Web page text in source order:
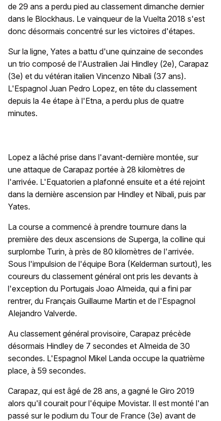
de 29 ans a perdu pied au classement dimanche dernier
dans le Blockhaus. Le vainqueur de la Vuelta 2018 s'est
donc désormais concentré sur les victoires d'étapes.
Sur la ligne, Yates a battu d'une quinzaine de secondes
un trio composé de l'Australien Jai Hindley (2e), Carapaz
(3e) et du vétéran italien Vincenzo Nibali (37 ans).
L'Espagnol Juan Pedro Lopez, en tête du classement
depuis la 4e étape à l'Etna, a perdu plus de quatre
minutes.
Lopez a lâché prise dans l'avant-dernière montée, sur
une attaque de Carapaz portée à 28 kilomètres de
l'arrivée. L'Equatorien a plafonné ensuite et a été rejoint
dans la dernière ascension par Hindley et Nibali, puis par
Yates.
La course a commencé à prendre tournure dans la
première des deux ascensions de Superga, la colline qui
surplombe Turin, à près de 80 kilomètres de l'arrivée.
Sous l'impulsion de l'équipe Bora (Kelderman surtout), les
coureurs du classement général ont pris les devants à
l'exception du Portugais Joao Almeida, qui a fini par
rentrer, du Français Guillaume Martin et de l'Espagnol
Alejandro Valverde.
Au classement général provisoire, Carapaz précède
désormais Hindley de 7 secondes et Almeida de 30
secondes. L'Espagnol Mikel Landa occupe la quatrième
place, à 59 secondes.
Carapaz, qui est âgé de 28 ans, a gagné le Giro 2019
alors qu'il courait pour l'équipe Movistar. Il est monté l'an
passé sur le podium du Tour de France (3e) avant de